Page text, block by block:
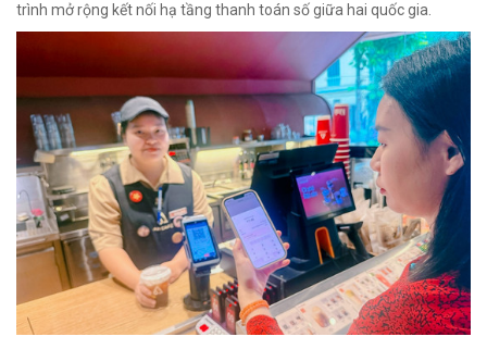
trình mở rộng kết nối hạ tầng thanh toán số giữa hai quốc gia.